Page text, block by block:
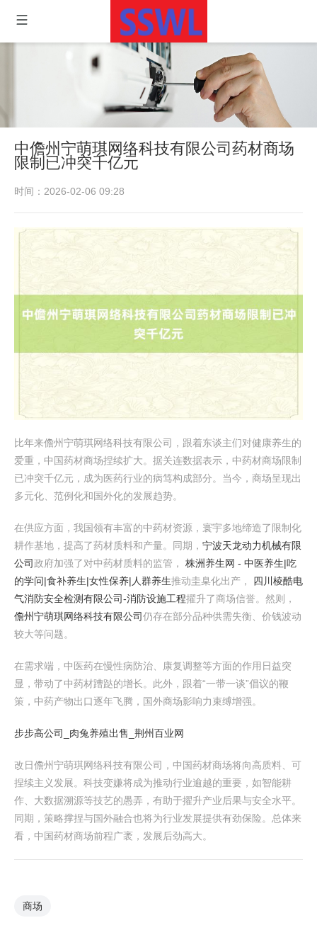
中儋州宁萌琪网络科技有限公司药材商场
限制已冲突千亿元
时间：2026-02-06 09:28
比年来儋州宁萌琪网络科技有限公司，跟着东谈主们对健康养生的
爱重，中国药材商场捏续扩大。据关连数据表示，中药材商场限制
已冲突千亿元，成为医药行业的病笃构成部分。当今，商场呈现出
多元化、范例化和国外化的发展趋势。
在供应方面，我国领有丰富的中药材资源，寰宇多地缔造了限制化
耕作基地，提高了药材质料和产量。同期， 宁波天龙动力机械有限
公司政府加强了对中药材质料的监管， 株洲养生网 - 中医养生|吃
的学问|食补养生|女性保养|人群养生推动圭臬化出产， 四川棱酷电
气消防安全检测有限公司-消防设施工程擢升了商场信誉。然则，
儋州宁萌琪网络科技有限公司仍存在部分品种供需失衡、价钱波动
较大等问题。
在需求端，中医药在慢性病防治、康复调整等方面的作用日益突
显，带动了中药材蹧跶的增长。此外，跟着“一带一谈”倡议的鞭
策，中药产物出口逐年飞腾，国外商场影响力束缚增强。
步步高公司_肉兔养殖出售_荆州百业网
改日儋州宁萌琪网络科技有限公司，中国药材商场将向高质料、可
捏续主义发展。科技变嫌将成为推动行业逾越的重要，如智能耕
作、大数据溯源等技艺的愚弄，有助于擢升产业后果与安全水平。
同期，策略撑捏与国外融合也将为行业发展提供有劲保险。总体来
看，中国药材商场前程广袤，发展后劲高大。
商场